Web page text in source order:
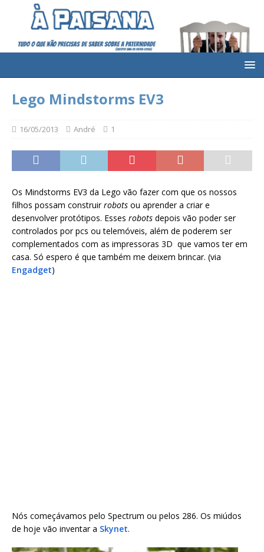
Lego Mindstorms EV3
16/05/2013 André 1
Os Mindstorms EV3 da Lego vão fazer com que os nossos
filhos possam construirrobots ou aprender a criar e
desenvolver protótipos. Esses robots depois vão poder ser
controlados por pcs ou telemóveis, além de poderem ser
complementados com as impressoras 3D que vamos ter em
casa. Só espero é que também me deixem brincar. (via
Engadget)
Nós começávamos pelo Spectrum ou pelos 286. Os miúdos
de hoje vão inventar a Skynet.